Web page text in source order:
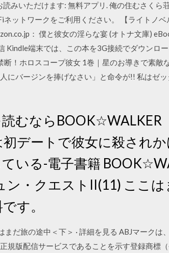
みいただけます: 無料アプリ. 俺の住むさくら
ットワークをご利用ください。 【ライトノ
： 僕と彼女の淫らな宴 (オトナ文庫)
Kindle端末では、この本を3G接続でダウンロ
断！ホロスコープ彼女 1巻｜星のお導きで素
にバージンを捧げなさい」と命令が!! 私はゼ
むならBOOK☆WALKER
デートで彼女に殺され
いる-電子書籍
ン・クエストII(11) ここ
す。
だ旅の途中＜下＞ · 詳細を見る ABJマークは
規版配信サービスであることを示す登録商標